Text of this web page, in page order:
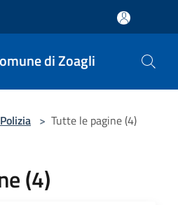
di Zoagli
Polizia > Tutte le pagine (4)
(4)